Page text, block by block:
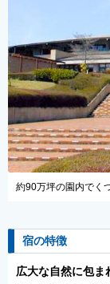
宿の特徴
広大な自然に包ま